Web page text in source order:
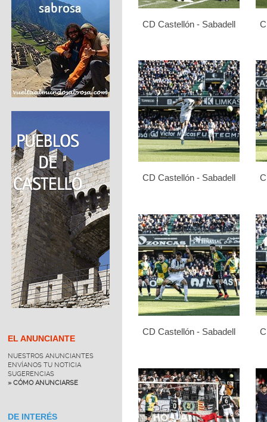
EL ANUNCIANTE
NUESTROS ANUNCIANTES
ENVÍANOS TU NOTICIA
SUGERENCIAS
» CÓMO ANUNCIARSE
DE INTERÉS
CD Castellón - Sabadell
CD Castellón - Sabadell
CD Castellón - Sabadell